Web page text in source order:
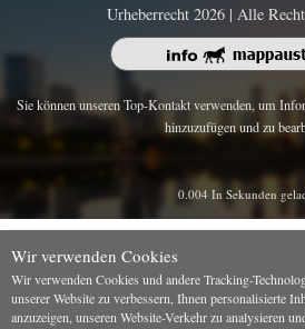
Urheberrecht 2026 | Alle
Sie können unseren Top-Kontakt verwenden, um
hinzuzufügen und zu
0.004 In Sekunden
Wir verwenden Cookies
Wir verwenden Cookies und andere Tracking-
unserer Website zu verbessern, Ihnen personalisierte
anzuzeigen, unseren Website-Verkehr zu analysieren